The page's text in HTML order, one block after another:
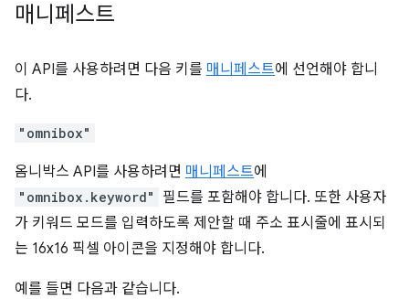
매니페스트
이 API를 사용하려면 다음 키를 매니페스트에 선언해야 합니
다.
"omnibox"
옴니박스 API를 사용하려면 매니페스트에
"omnibox.keyword"
필드를 포함해야 합니다. 또한 사용자
가 키워드 모드를 입력하도록 제안할 때 주소 표시줄에 표시되
는 16x16 픽셀 아이콘을 지정해야 합니다.
예를 들면 다음과 같습니다.